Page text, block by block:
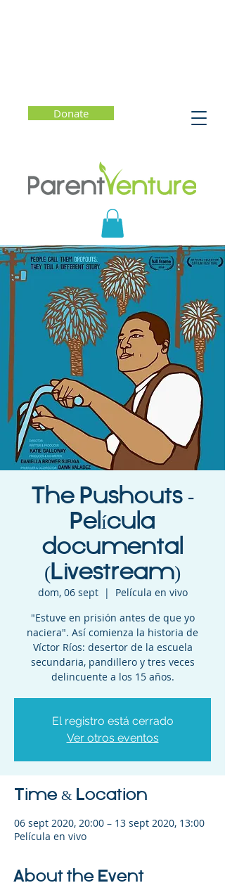
Donate
The Pushouts -
Película
documental
(Livestream)
dom, 06 sept
  |
Película en vivo
"Estuve en prisión antes de que yo
naciera". Así comienza la historia de
Víctor Ríos: desertor de la escuela
secundaria, pandillero y tres veces
delincuente a los 15 años.
El registro está cerrado
Ver otros eventos
Time & Location
06 sept 2020, 20:00 – 13 sept 2020, 13:00
Película en vivo
About the Event